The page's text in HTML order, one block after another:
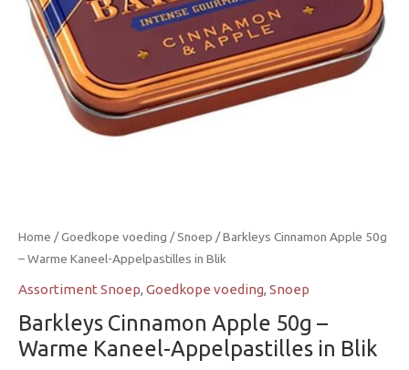
Home /Goedkope voeding /Snoep / Barkleys Cinnamon Apple 50g
– Warme Kaneel-Appelpastilles in Blik
Assortiment Snoep, Goedkope voeding, Snoep
Barkleys Cinnamon Apple 50g –
Warme Kaneel-Appelpastilles in Blik
in
Blik
aantal